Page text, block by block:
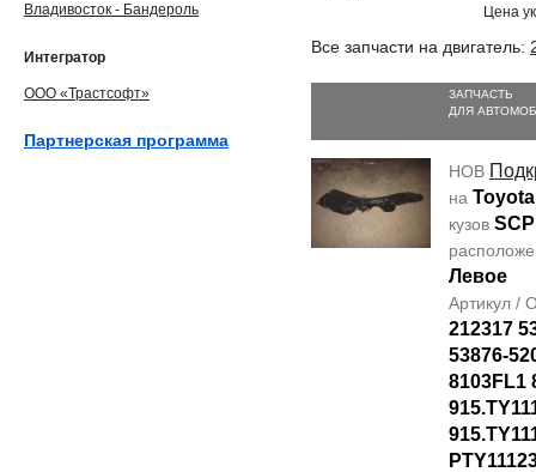
Цена
Все запчасти на двигатель:
ЗАПЧАСТЬ
ДЛЯ
НОВ
на
кузов
Левое
Артикул /
212317
53876-
8103FL1
Владивосток - Бандероль
Интегратор
ООО «Трастсофт»
Партнерская программа